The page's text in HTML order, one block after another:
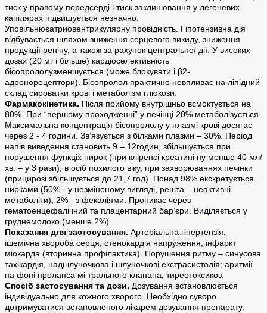
тиск у правому передсерді і тиск заклинювання у легеневих
капілярах підвищується незначно.
Уповільнюєатриовентрикулярну провідність. Гіпотензивна дія
відбувається шляхом зниження серцевого викиду, зниження
продукції реніну, а також за рахунок центральної дії. У високих
дозах (20 мг і більше) кардіоселективність
бісопрололузменшується (може блокувати і β2-
адренорецептори). Бісопролол практично невпливає на ліпідний
склад сироватки крові і метаболізм глюкози.
Фармакокінетика. Після прийому внутрішньо всмоктується на
80%. При “першому проходженні” у печінці 20% метаболізується.
Максимальна концентрація бісопрололу у плазмі крові досягає
через 2 - 4 години. Зв’язується з білками плазми – 30%. Період
напів виведення становить 9 – 12годин, збільшується при
порушення функціх нирок (при кліренсі креатині ну менше 40 мл/
хв. – у 3 рази), в осіб похилого віку, при захворюваннях печінки
(прицирозі збільшується до 21,7 год). Понад 98% екскретується
нирками (50% - у незміненому вигляді, решта – неактивні
метаболіти), 2% - з фекаліями. Проникає через
гематоенцефалічний та плацентарний бар’єри. Виділяється у
груднемолоко (менше 2%).
Показання для застосування. Артеріальна гіпертензія,
ішемічна хвороба серця, стенокардія напруження, інфаркт
міокарда (вторинна профілактика). Порушення ритму – синусова
тахікардія, надшлуночкова і шлуночкові екстрасистолія; аритмії
на фоні пролапса мі трального клапана, тиреотоксикоз.
Спосіб застосування та дози. Дозування встановлюється
індивідуально для кожного хворого. Необхідно суворо
дотримуватися встановленого лікарем дозування препарату.